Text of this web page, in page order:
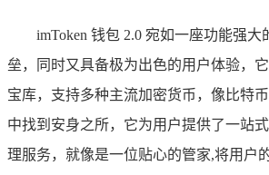
imToken 钱包 2.0 宛如一座功能强大
垒，同时又具备极为出色的用户体验，
宝库，支持多种主流加密货币，像比特
中找到安身之所，它为用户提供了一站
理服务，就像是一位贴心的管家,将用户